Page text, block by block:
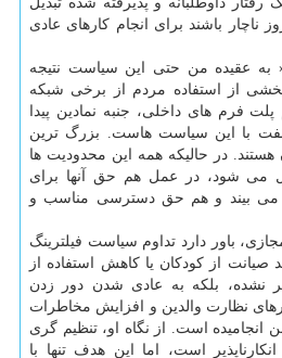
ناچار باشند برای انجام کارهای عادی
عقیده من حتی این سیاست نتیجه
از استفاده مردم از برخی شبکه
فرم های داخلی، جنبه نمادین پیدا
با این سیاست هاست. بزرگ ترین
در حالیکه همه این محدودیت ها
می شود، در عمل هم حق آنها برای
بیند و هم حق دسترسی مناسب و
باور دارد تداوم سیاست فیلترینگ
صیانت از کودکان یا کاهش استفاده از
نشده، بلکه به عادی شدن دور زدن
نظارت والدین و افزایش مخاطرات
انجامیده است. از نگاه او، تنظیم گری
است، اما این هدف تنها با